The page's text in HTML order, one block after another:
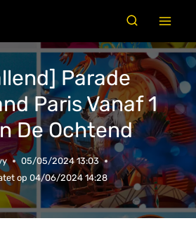
Parade
Paris Vanaf 1
De Ochtend
05/05/2024 13:03
op 04/06/2024 14:28